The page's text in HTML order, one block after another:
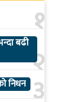
१
२
बढी
३
निधन